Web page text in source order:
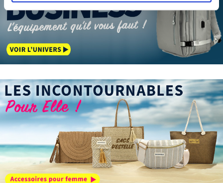
(empreintes digitales).
Pour en savoir plus sur le traitement de vos données
personnelles et définir vos préférences, reportez-vous à
lasection « Détails »
. Vous pouvez modifier ou retirer
votre consentement à tout moment à partir de la
déclaration sur les cookies.
Les cookies nous permettent de personnaliser le contenu
et les annonces, d'offrir des fonctionnalités relatives aux
médias sociaux et d'analyser notre trafic. Nous
partageons également des informations sur l'utilisation de
notre site avec nos partenaires de médias sociaux, de
publicité et d'analyse, qui peuvent combiner celles-ci
avec d'autres informations que vous leur avez fournies
ou qu'ils ont collectées lors de votre utilisation de leurs